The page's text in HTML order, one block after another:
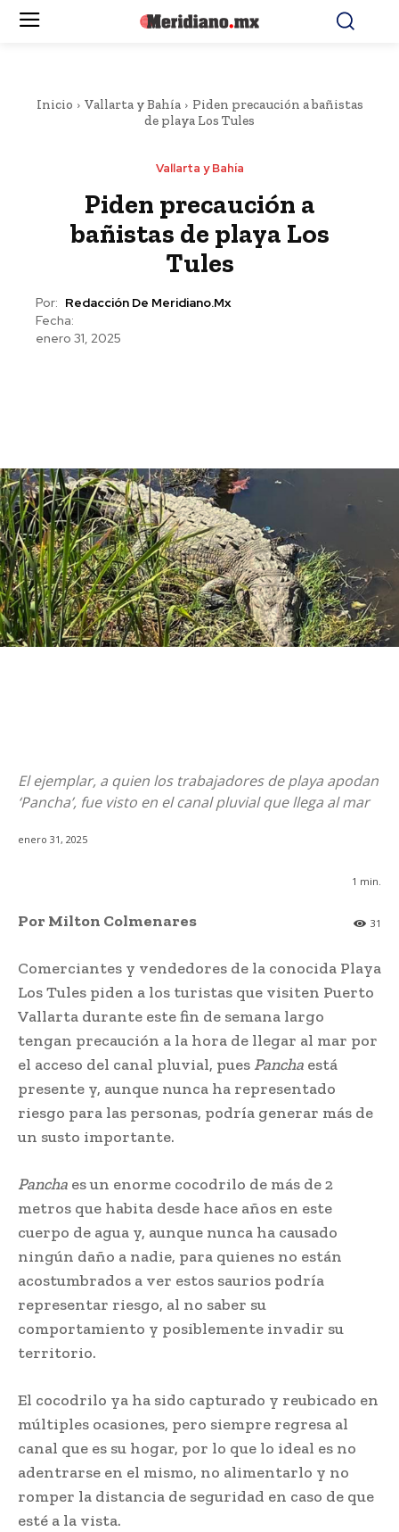
Inicio Vallarta y Bahía
Piden precaución a bañistas
de playa Los Tules
Vallarta y Bahía
Piden precaución a
bañistas de playa Los
Tules
Por: Redacción De Meridiano.mx
Fecha:
enero 31, 2025
El ejemplar, a quien los trabajadores de playa apodan
‘Pancha’, fue visto en el canal pluvial que llega al mar
enero 31, 2025
1 min.
31
Por Milton Colmenares
Comerciantes y vendedores de la conocida Playa
Los Tules piden a los turistas que visiten Puerto
Vallarta durante este fin de semana largo
tengan precaución a la hora de llegar al mar por
el acceso del canal pluvial, pues Pancha está
presente y, aunque nunca ha representado
riesgo para las personas, podría generar más de
un susto importante.
Pancha es un enorme cocodrilo de más de 2
metros que habita desde hace años en este
cuerpo de agua y, aunque nunca ha causado
ningún daño a nadie, para quienes no están
acostumbrados a ver estos saurios podría
representar riesgo, al no saber su
comportamiento y posiblemente invadir su
territorio.
El cocodrilo ya ha sido capturado y reubicado en
múltiples ocasiones, pero siempre regresa al
canal que es su hogar, por lo que lo ideal es no
adentrarse en el mismo, no alimentarlo y no
romper la distancia de seguridad en caso de que
esté a la vista.